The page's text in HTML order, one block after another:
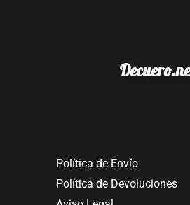
Política de Envío
Política de Devoluciones